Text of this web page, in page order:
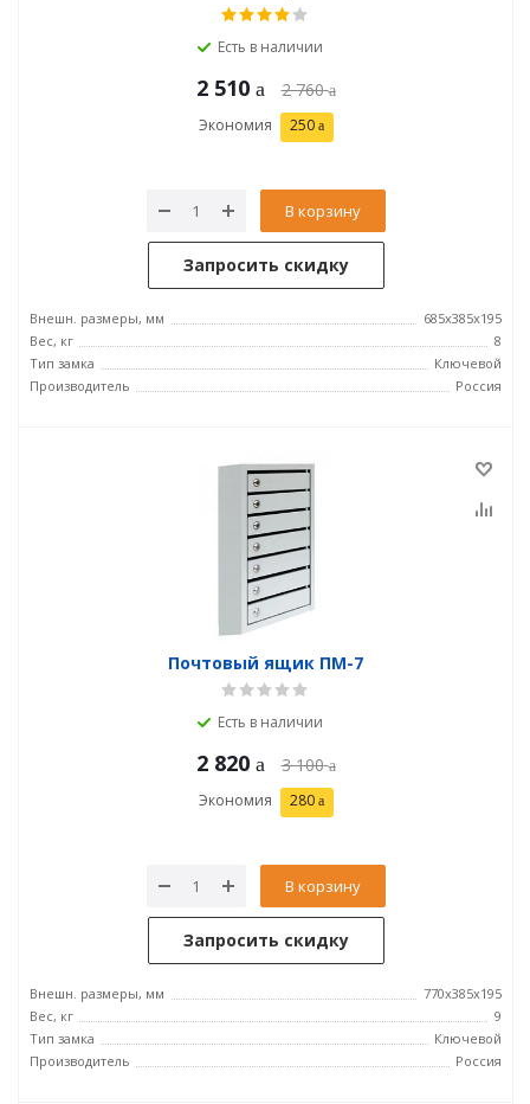
Есть в наличии
2 510 2 760
Экономия 250
В корзину
Запросить скидку
Внешн. размеры, мм
685х385х195
Вес, кг
8
Тип замка
Ключевой
Производитель
Россия
Почтовый ящик ПМ-7
Есть в наличии
2 820 3 100
Экономия 280
В корзину
Запросить скидку
Внешн. размеры, мм
770х385х195
Вес, кг
9
Тип замка
Ключевой
Производитель
Россия